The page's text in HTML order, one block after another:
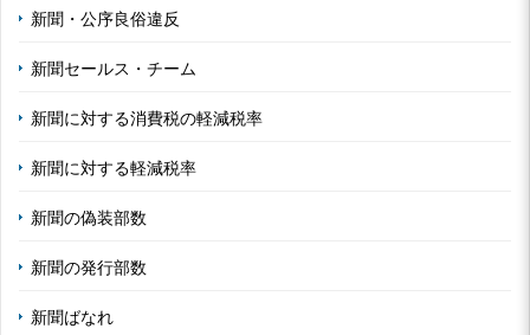
新聞・公序良俗違反
新聞セールス・チーム
新聞に対する消費税の軽減税率
新聞に対する軽減税率
新聞の偽装部数
新聞の発行部数
新聞ばなれ